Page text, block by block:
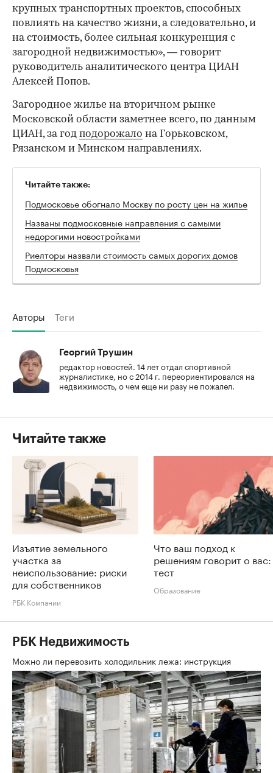
крупных транспортных проектов, способных
повлиять на качество жизни, а следовательно, и
на стоимость, более сильная конкуренция с
загородной недвижимостью», — говорит
руководитель аналитического центра ЦИАН
Алексей Попов.
Загородное жилье на вторичном рынке
Московской области заметнее всего, по данным
ЦИАН, за год подорожало на Горьковском,
Рязанском и Минском направлениях.
Читайте также:
Подмосковье обогнало Москву по росту цен на жилье
Названы подмосковные направления с самыми
недорогими новостройками
Риелторы назвали стоимость самых дорогих домов
Подмосковья
Авторы Теги
Георгий Трушин
редактор новостей. 14 лет отдал спортивной
журналистике, но с 2014 г. переориентировался на
недвижимость, о чем еще ни разу не пожалел.
Читайте также
Изъятие земельного
участка за
неиспользование: риски
для собственников
РБК Компании
Что ваш подход к
решениям говорит о вас:
тест
Образование
РБК Недвижимость
Можно ли перевозить холодильник лежа: инструкция